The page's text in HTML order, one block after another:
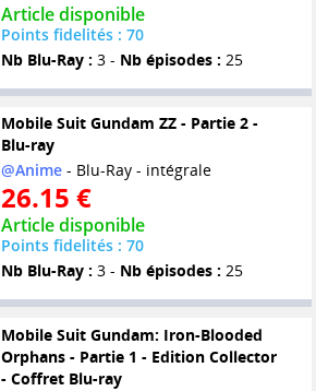
Article disponible
Points fidelités : 70
Nb Blu-Ray : 3 - Nb épisodes : 25
Mobile Suit Gundam ZZ - Partie 2 -
Blu-ray
@Anime- Blu-Ray - intégrale
26.15 €
Article disponible
Points fidelités : 70
Nb Blu-Ray : 3 - Nb épisodes : 25
Mobile Suit Gundam: Iron-Blooded
Orphans - Partie 1 - Edition Collector
- Coffret Blu-ray